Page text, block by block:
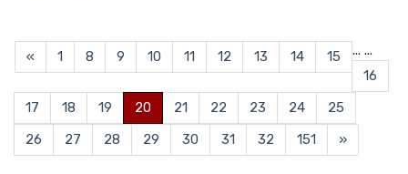
« 1 ...
8 9 10 11 12 13 14
15
16
17
18 19 20 21 22 23 24
25
26
27 28 29 30 31 32
...
151 »